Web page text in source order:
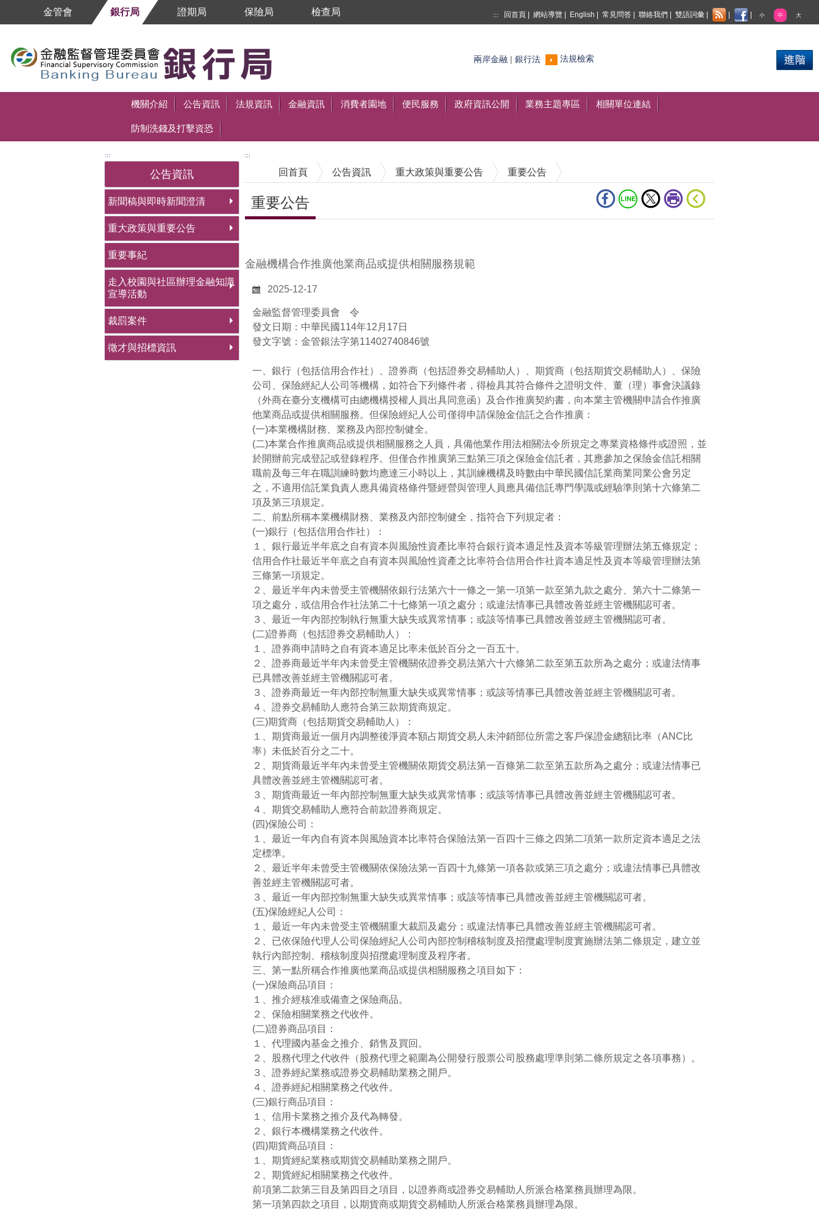
跳到主要內容區塊
金管會 銀行局 證期局 保險局 檢查局 ::: 回首頁 網站導覽 English 常見問答 聯絡我們 雙語詞彙 小 中 大
搜尋
兩岸金融 銀行法 法規檢索
機關介紹 公告資訊 法規資訊 金融資訊 消費者園地 便民服務 政府資訊公開 業務主題專區 相關單位連結
防制洗錢及打擊資恐
:::
公告資訊
新聞稿與即時新聞澄清
重大政策與重要公告
重要事紀
走入校園與社區辦理金融知識
宣導活動
裁罰案件
徵才與招標資訊
:::
回首頁 公告資訊 重大政策與重要公告 重要公告
重要公告
金融機構合作推廣他業商品或提供相關服務規範
2025-12-17
金融監督管理委員會 令
發文日期：中華民國114年12月17日
發文字號：金管銀法字第11402740846號
一、銀行（包括信用合作社）、證券商（包括證券交易輔助人）、期貨商（包括期貨交易輔助人）、保險
公司、保險經紀人公司等機構，如符合下列條件者，得檢具其符合條件之證明文件、董（理）事會決議錄
（外商在臺分支機構可由總機構授權人員出具同意函）及合作推廣契約書，向本業主管機關申請合作推廣
他業商品或提供相關服務。但保險經紀人公司僅得申請保險金信託之合作推廣：
(一)本業機構財務、業務及內部控制健全。
(二)本業合作推廣商品或提供相關服務之人員，具備他業作用法相關法令所規定之專業資格條件或證照，並
於開辦前完成登記或登錄程序。但僅合作推廣第三點第三項之保險金信託者，其應參加之保險金信託相關
職前及每三年在職訓練時數均應達三小時以上，其訓練機構及時數由中華民國信託業商業同業公會另定
之，不適用信託業負責人應具備資格條件暨經營與管理人員應具備信託專門學識或經驗準則第十六條第二
項及第三項規定。
二、前點所稱本業機構財務、業務及內部控制健全，指符合下列規定者：
(一)銀行（包括信用合作社）：
１、銀行最近半年底之自有資本與風險性資產比率符合銀行資本適足性及資本等級管理辦法第五條規定；
信用合作社最近半年底之自有資本與風險性資產之比率符合信用合作社資本適足性及資本等級管理辦法第
三條第一項規定。
２、最近半年內未曾受主管機關依銀行法第六十一條之一第一項第一款至第九款之處分、第六十二條第一
項之處分，或信用合作社法第二十七條第一項之處分；或違法情事已具體改善並經主管機關認可者。
３、最近一年內部控制執行無重大缺失或異常情事；或該等情事已具體改善並經主管機關認可者。
(二)證券商（包括證券交易輔助人）：
１、證券商申請時之自有資本適足比率未低於百分之一百五十。
２、證券商最近半年內未曾受主管機關依證券交易法第六十六條第二款至第五款所為之處分；或違法情事
已具體改善並經主管機關認可者。
３、證券商最近一年內部控制無重大缺失或異常情事；或該等情事已具體改善並經主管機關認可者。
４、證券交易輔助人應符合第三款期貨商規定。
(三)期貨商（包括期貨交易輔助人）：
１、期貨商最近一個月內調整後淨資本額占期貨交易人未沖銷部位所需之客戶保證金總額比率（ANC比
率）未低於百分之二十。
２、期貨商最近半年內未曾受主管機關依期貨交易法第一百條第二款至第五款所為之處分；或違法情事已
具體改善並經主管機關認可者。
３、期貨商最近一年內部控制無重大缺失或異常情事；或該等情事已具體改善並經主管機關認可者。
４、期貨交易輔助人應符合前款證券商規定。
(四)保險公司：
１、最近一年內自有資本與風險資本比率符合保險法第一百四十三條之四第二項第一款所定資本適足之法
定標準。
２、最近半年未曾受主管機關依保險法第一百四十九條第一項各款或第三項之處分；或違法情事已具體改
善並經主管機關認可者。
３、最近一年內部控制無重大缺失或異常情事；或該等情事已具體改善並經主管機關認可者。
(五)保險經紀人公司：
１、最近一年內未曾受主管機關重大裁罰及處分；或違法情事已具體改善並經主管機關認可者。
２、已依保險代理人公司保險經紀人公司內部控制稽核制度及招攬處理制度實施辦法第二條規定，建立並
執行內部控制、稽核制度與招攬處理制度及程序者。
三、第一點所稱合作推廣他業商品或提供相關服務之項目如下：
(一)保險商品項目：
１、推介經核准或備查之保險商品。
２、保險相關業務之代收件。
(二)證券商品項目：
１、代理國內基金之推介、銷售及買回。
２、股務代理之代收件（股務代理之範圍為公開發行股票公司股務處理準則第二條所規定之各項事務）。
３、證券經紀業務或證券交易輔助業務之開戶。
４、證券經紀相關業務之代收件。
(三)銀行商品項目：
１、信用卡業務之推介及代為轉發。
２、銀行本機構業務之代收件。
(四)期貨商品項目：
１、期貨經紀業務或期貨交易輔助業務之開戶。
２、期貨經紀相關業務之代收件。
前項第二款第三目及第四目之項目，以證券商或證券交易輔助人所派合格業務員辦理為限。
第一項第四款之項目，以期貨商或期貨交易輔助人所派合格業務員辦理為限。